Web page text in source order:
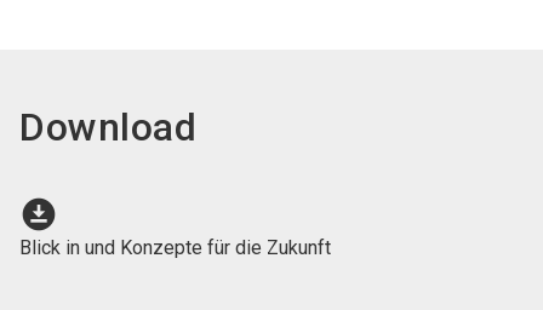
Download
download_for_offline
Blick in und Konzepte für die Zukunft